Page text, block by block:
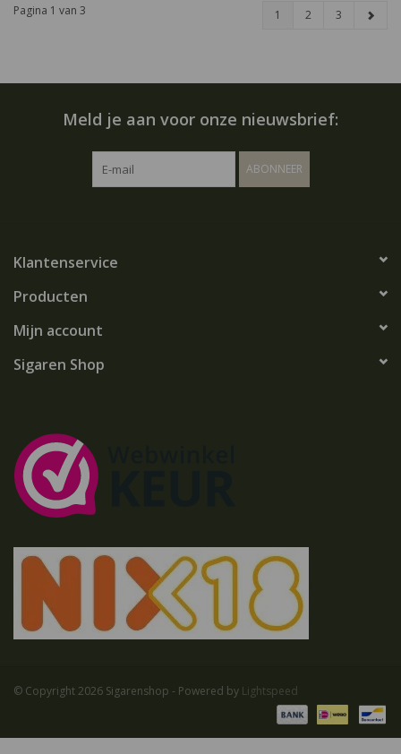
Pagina 1 van 3 1 2 3
Meld je aan voor onze nieuwsbrief:
ABONNEER
Klantenservice
Producten
Mijn account
Sigaren Shop
© Copyright 2026 Sigarenshop - Powered by Lightspeed